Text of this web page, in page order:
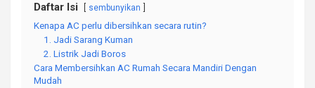
Daftar Isi sembunyikan
Kenapa AC perlu dibersihkan secara rutin?
1. Jadi Sarang Kuman
2. Listrik Jadi Boros
Cara Membersihkan AC Rumah Secara Mandiri Dengan
Mudah